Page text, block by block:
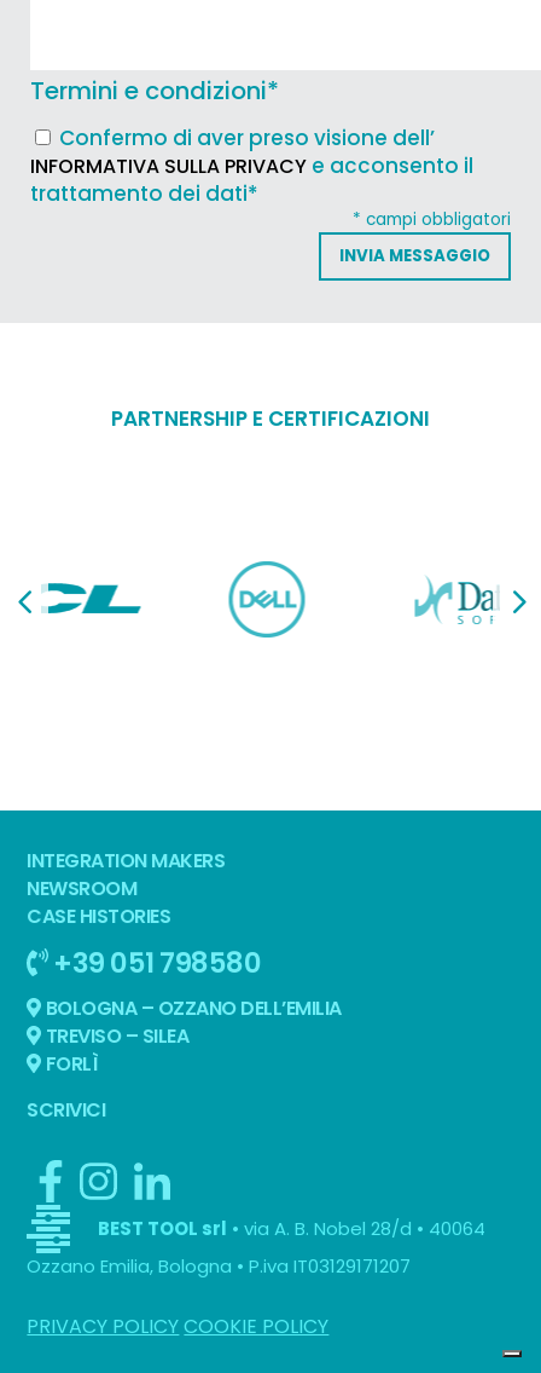
Termini e condizioni*
Confermo di aver preso visione dell’
INFORMATIVA SULLA PRIVACY e acconsento il
trattamento dei dati*
* campi obbligatori
PARTNERSHIP E CERTIFICAZIONI
INTEGRATION MAKERS
NEWSROOM
CASE HISTORIES
+39 051 798580
BOLOGNA – OZZANO DELL’EMILIA
TREVISO – SILEA
FORLÌ
SCRIVICI
BEST TOOL srl • via A. B. Nobel 28/d • 40064
Ozzano Emilia, Bologna • P.iva IT03129171207
PRIVACY POLICYCOOKIE POLICY